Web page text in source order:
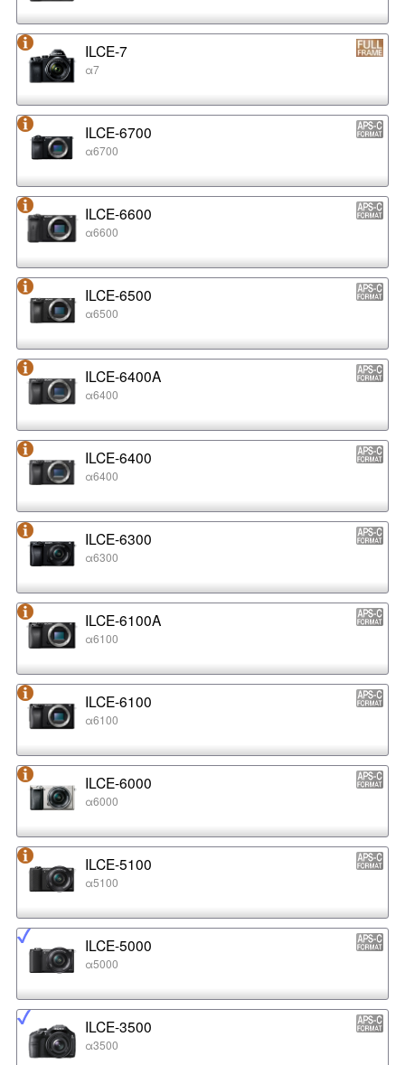
ILCE-7
α7
ILCE-6700
α6700
ILCE-6600
α6600
ILCE-6500
α6500
ILCE-6400A
α6400
ILCE-6400
α6400
ILCE-6300
α6300
ILCE-6100A
α6100
ILCE-6100
α6100
ILCE-6000
α6000
ILCE-5100
α5100
ILCE-5000
α5000
ILCE-3500
α3500